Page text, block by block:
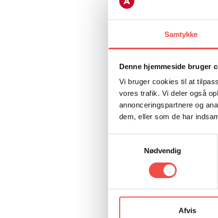
Samtykke
Denne hjemmeside bruger
Vi bruger cookies til at
vores trafik. Vi deler også
annonceringspartnere og
dem, eller som de har
Nødvendig
Afvis
på trivslen
tilstrækkeligt
ansvarlig måde.
computeren
stopper ved
kollega.
Vred. Hvorfor
For vi er
brænder for
Hverdagen i